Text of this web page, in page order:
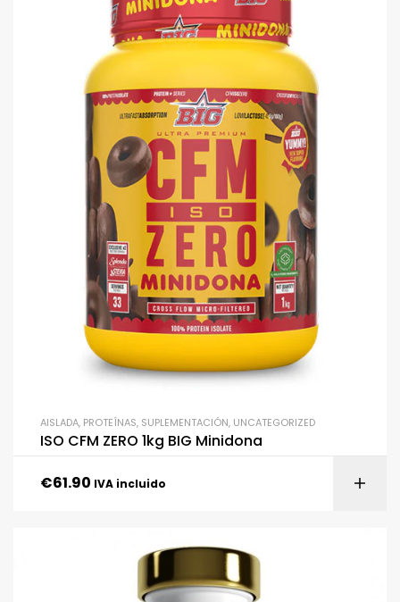
AISLADA, PROTEÍNAS, SUPLEMENTACIÓN, UNCATEGORIZED
ISO CFM ZERO 1kg BIG Minidona
€61.90 IVA incluido